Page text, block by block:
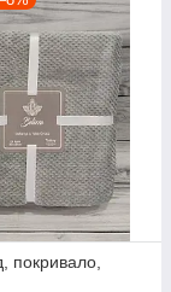
покривало,